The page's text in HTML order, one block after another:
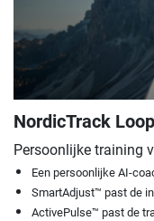
NordicTrack
Persoonlijke training
Een persoonlijke AI-
SmartAdjust™ past de
ActivePulse™ past de